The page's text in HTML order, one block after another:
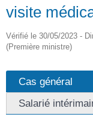
visite
Vérifié le 30/05/2023 -
(Première ministre)
Cas général
Salarié